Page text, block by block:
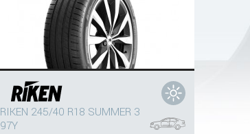
RIKEN 245/40 R18 SUMMER 3
97Y